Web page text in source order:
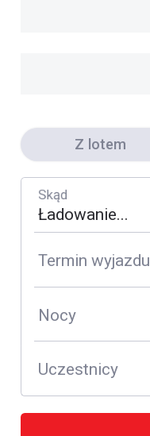
Z lotem
Skąd
Termin wyjazdu
Nocy
Uczestnicy